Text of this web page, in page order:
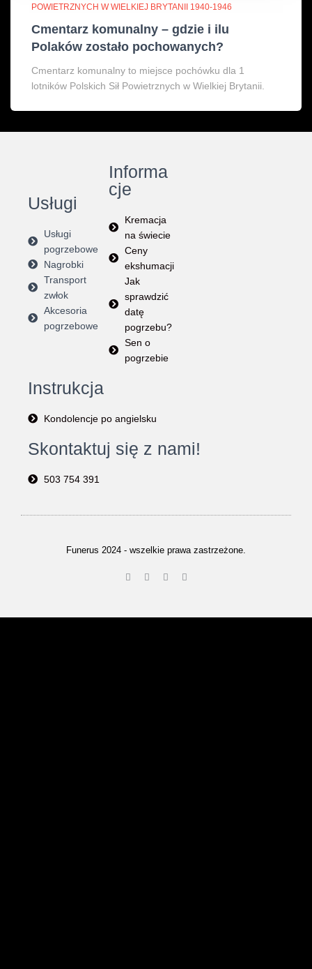
POWIETRZNYCH W WIELKIEJ BRYTANII 1940-1946
Cmentarz komunalny – gdzie i ilu
Polaków zostało pochowanych?
Cmentarz komunalny to miejsce pochówku dla 1
lotników Polskich Sił Powietrznych w Wielkiej Brytanii.
Usługi
Usługi
pogrzebowe
Nagrobki
Transport
zwłok
Akcesoria
pogrzebowe
Informa
cje
Kremacja
na świecie
Ceny
ekshumacji
Jak
sprawdzić
datę
pogrzebu?
Sen o
pogrzebie
Instrukcja
Kondolencje po angielsku
Skontaktuj się z nami!
503 754 391
Funerus 2024 - wszelkie prawa zastrzeżone.